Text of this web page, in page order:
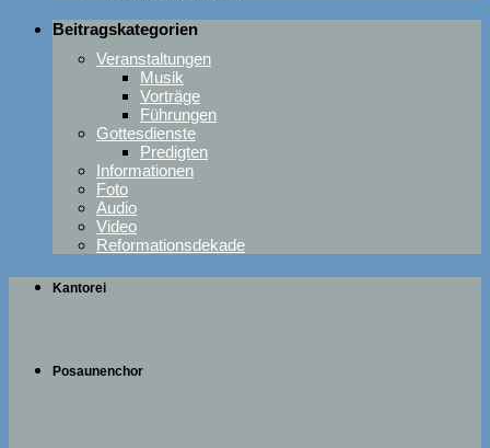
Beitragskategorien
Veranstaltungen
Musik
Vorträge
Führungen
Gottesdienste
Predigten
Informationen
Foto
Audio
Video
Reformationsdekade
Kantorei
Posaunenchor